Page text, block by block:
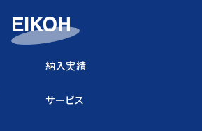
納入実績
サービス